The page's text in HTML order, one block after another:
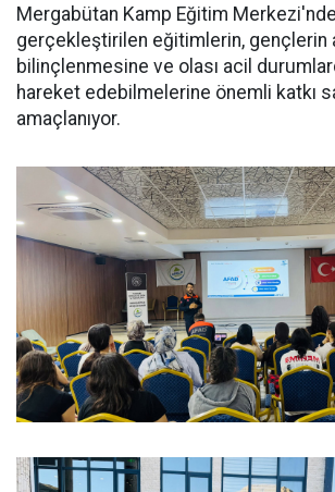
Mergabütan Kamp Eğitim Merkezi'nde
gerçekleştirilen eğitimlerin, gençlerin
bilinçlenmesine ve olası acil
hareket edebilmelerine önemli katkı
amaçlanıyor.